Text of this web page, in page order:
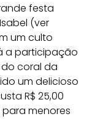
festa
(ver
um culto
a participação
coral da
um delicioso
R$ 25,00
para menores